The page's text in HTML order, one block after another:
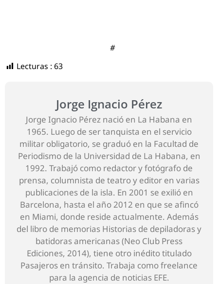
#
Lecturas : 63
Jorge Ignacio Pérez
Jorge Ignacio Pérez nació en La Habana en
1965. Luego de ser tanquista en el servicio
militar obligatorio, se graduó en la Facultad de
Periodismo de la Universidad de La Habana, en
1992. Trabajó como redactor y fotógrafo de
prensa, columnista de teatro y editor en varias
publicaciones de la isla. En 2001 se exilió en
Barcelona, hasta el año 2012 en que se afincó
en Miami, donde reside actualmente. Además
del libro de memorias Historias de depiladoras y
batidoras americanas (Neo Club Press
Ediciones, 2014), tiene otro inédito titulado
Pasajeros en tránsito. Trabaja como freelance
para la agencia de noticias EFE.